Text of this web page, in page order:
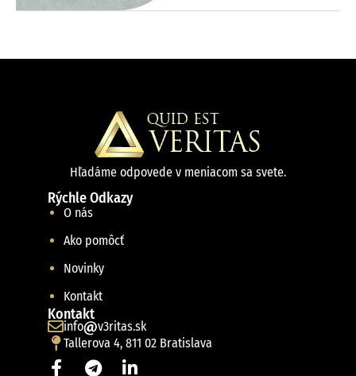
Hľadáme odpovede v meniacom sa svete.
Rýchle Odkazy
O nás
Ako pomôcť
Novinky
Kontakt
Kontakt
info
v3ritas.sk
Tallerova 4, 811 02 Bratislava